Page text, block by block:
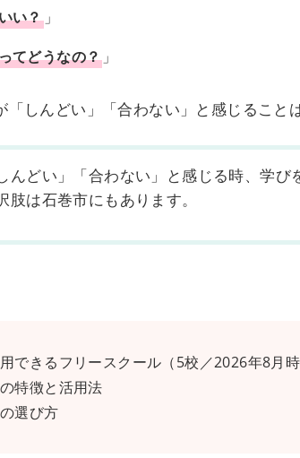
い？」
てどうなの？ 」
しんどい」「合わない」と感じること
んどい」「合わない」と感じる時、学び
肢は石巻市にもあります。
できるフリースクール（5校／2026年8月時
特徴と活用法
選び方